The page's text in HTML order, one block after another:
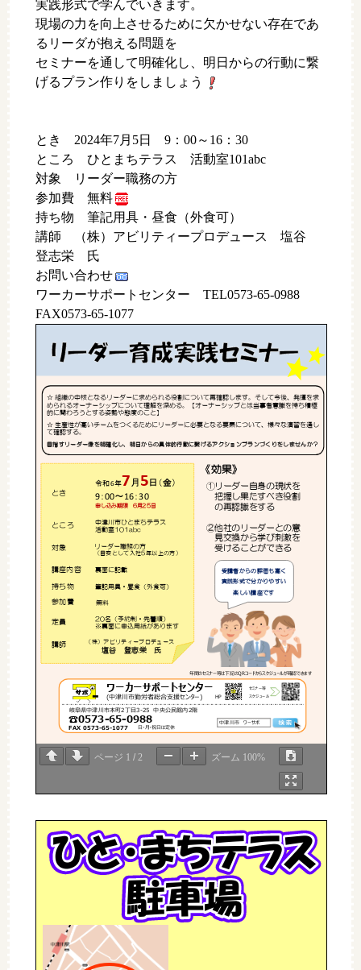
実践形式で学んでいきます。
現場の力を向上させるために欠かせない存在であ
るリーダが抱える問題を
セミナーを通して明確化し、明日からの行動に繋
げるプラン作りをしましょう
とき 2024年7月5日 9：00～16：30
ところ ひとまちテラス 活動室101abc
対象 リーダー職務の方
参加費 無料
持ち物 筆記用具・昼食（外食可）
講師 （株）アビリティープロデュース 塩谷
登志栄 氏
お問い合わせ
ワーカーサポートセンター TEL0573-65-0988
FAX0573-65-1077
①リーダー自身の現状を
把握し果たす べき役割
の再認識をする
②他社のリーダーとの意
見交換から学び刺激を
受けることができる
《効果》
ワーカーサポートセンター
(中津川市勤労者総合支援センター )
☎0573-65-0988
FAX 0573-65-1077
岐阜県中津川市本町2丁目3-25 中央公民館内2階
日・月・祝日は定休
中津川市 ワーサポ
セミナー等
スケジュール
年間のセミナー等は下記のQRコードからスケジュールが確認でき
ます
受講者からの評価も高く
実践形式で分かりやすい
楽しい講座です
☆ 組織の中核となるリーダーに求められる役割について再確認します。そして今後、発揮を求
められるオーナーシップについて理解を深める。 【オーナーシップとは当事者意識を持ち積極
的に関わろうとする姿勢や態度のこと】
☆ 生産性が高いチームをつくるためにリーダーに必要となる要素について、様々な演習を通し
て確認する。
目指すリーダー像を明確化し、明日からの具体的行動に繋げるアクションプランづくりをしませんか？
HP
令和6年7 月 5日 （金）
9：
00～16：30
申し込み期限 6月25日
中津川市ひとまちテラス
活動室101abc
リーダー職務の方
（目安として入社5年以上の方）
筆記用具・昼食（外食可）
無料
20名（予約制・先着順）
※裏面に申込用紙があります
（株）アビリティープロデュース
塩谷 登志栄 氏
講師
裏面に記載
とき
ところ
対象
講座内容
持ち物
参加費
定員
☆問題意識を高める ...
探す問題に対する感性を高める
安心して自分をさらけ出せる状態や雰囲気
＊講座内容＊
＊受講者の声＊ 抜粋
◇部下とのミーティングの時間を増やしたい
◇フィードバックの重要性を理解した。更に部下のモチベーションを向上させ
◇話しかけられやすい雰囲気をだしていきたいと思う
例：スペースシャトル事故)の重要性を理解した
◇他業種の方の悩みを知ることができた
ご参加にあたり...
・仕事着での参加ＯＫ ・昼食
・ なるべく乗り合わせてお越し下さい
ページ 1 / 2 ズーム 100%
ひと・まちテ
ラス駐車場